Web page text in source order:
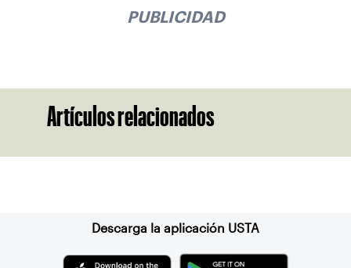
PUBLICIDAD
Artículos relacionados
Descarga la aplicación USTA